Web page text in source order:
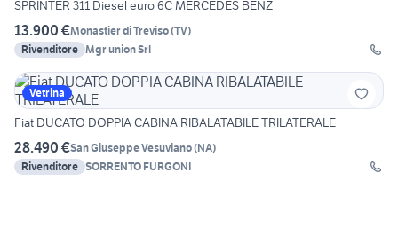
SPRINTER 311 Diesel euro 6C MERCEDES BENZ
13.900 €Monastier di Treviso(TV)
Rivenditore Mgr union Srl
Vetrina
Fiat DUCATO DOPPIA CABINA RIBALATABILE TRILATERALE
28.490 €San Giuseppe Vesuviano(NA)
Rivenditore SORRENTO FURGONI